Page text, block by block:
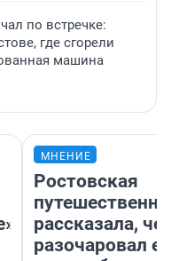
по встречке:
где сгорели
машина
МНЕНИЕ
Ростовская
рассказала,
разочаровал